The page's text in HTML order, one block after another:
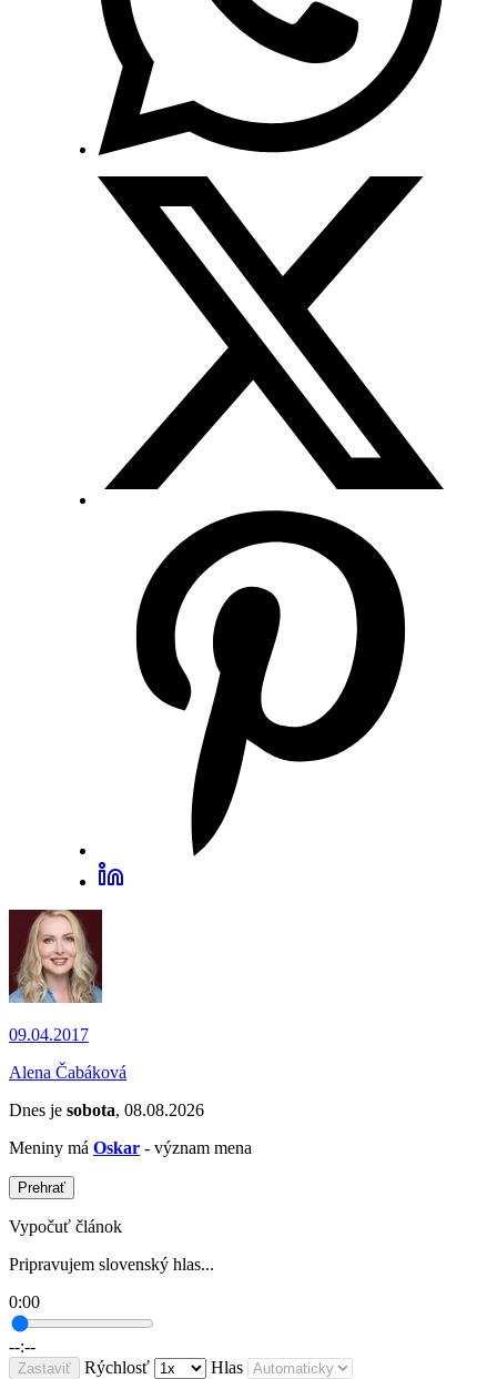
09.04.2017
Alena Čabáková
Dnes je sobota, 08.08.2026
Meniny má Oskar - význam mena
Prehrať
Vypočuť článok
Pripravujem slovenský hlas...
0:00
--:--
Zastaviť Rýchlosť Hlas